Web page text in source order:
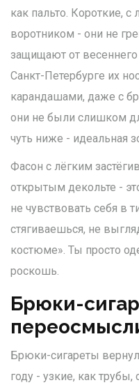
как пальто. Короткие,
воротником - они не
защищают от
Санкт-Петербурге их
карандашами, даже с
они не были слишком
чуть ниже - идеальная
Фасон с лёгким
открытым декольте -
не чувствовать себя в
стягиваешься, не
костюме». Ты просто
роскошь.
Брюки-
Брюки-сигареты
году - узкие, как